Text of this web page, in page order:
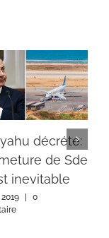
décréte:
de Sde
inevitable
|
0